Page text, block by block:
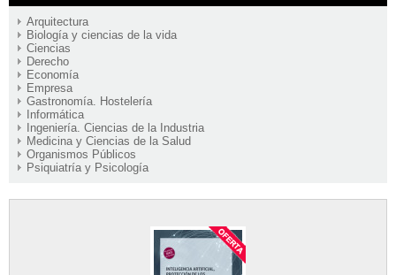
Arquitectura
Biología y ciencias de la vida
Ciencias
Derecho
Economía
Empresa
Gastronomía. Hostelería
Informática
Ingeniería. Ciencias de la Industria
Medicina y Ciencias de la Salud
Organismos Públicos
Psiquiatría y Psicología